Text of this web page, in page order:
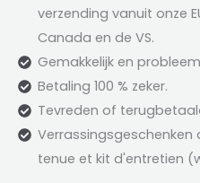
verzending vanuit onze
Canada en de VS.
Gemakkelijk en
Betaling 100 % zeker.
Tevreden of
Verrassingsgeschenken
tenue et kit d'entretien